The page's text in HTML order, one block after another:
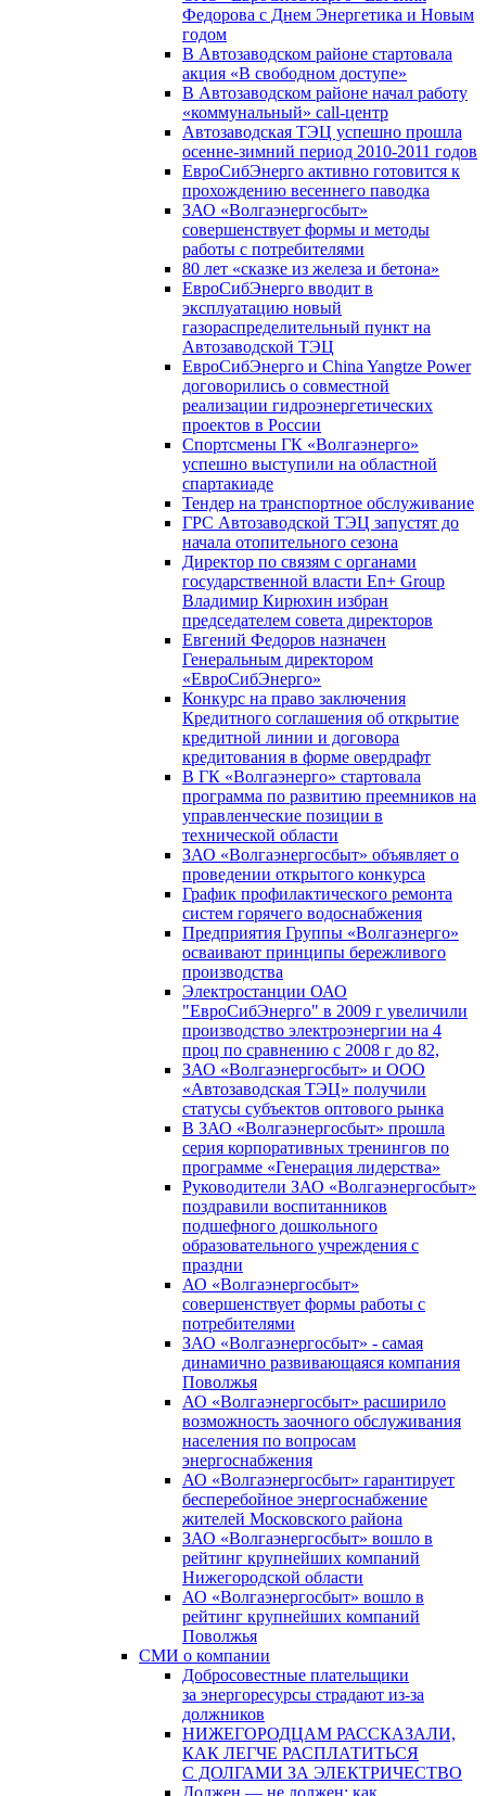
Федорова с Днем Энергетика и Новым
годом
В Автозаводском районе стартовала
акция «В свободном доступе»
В Автозаводском районе начал работу
«коммунальный» call-центр
Автозаводская ТЭЦ успешно прошла
осенне-зимний период 2010-2011 годов
ЕвроСибЭнерго активно готовится к
прохождению весеннего паводка
ЗАО «Волгаэнергосбыт»
совершенствует формы и методы
работы с потребителями
80 лет «сказке из железа и бетона»
ЕвроСибЭнерго вводит в
эксплуатацию новый
газораспределительный пункт на
Автозаводской ТЭЦ
ЕвроСибЭнерго и China Yangtze Power
договорились о совместной
реализации гидроэнергетических
проектов в России
Спортсмены ГК «Волгаэнерго»
успешно выступили на областной
спартакиаде
Тендер на транспортное обслуживание
ГРС Автозаводской ТЭЦ запустят до
начала отопительного сезона
Директор по связям с органами
государственной власти En+ Group
Владимир Кирюхин избран
председателем совета директоров
Евгений Федоров назначен
Генеральным директором
«ЕвроСибЭнерго»
Конкурс на право заключения
Кредитного соглашения об открытие
кредитной линии и договора
кредитования в форме овердрафт
В ГК «Волгаэнерго» стартовала
программа по развитию преемников на
управленческие позиции в
технической области
ЗАО «Волгаэнергосбыт» объявляет о
проведении открытого конкурса
График профилактического ремонта
систем горячего водоснабжения
Предприятия Группы «Волгаэнерго»
осваивают принципы бережливого
производства
Электростанции ОАО
"ЕвроСибЭнерго" в 2009 г увеличили
производство электроэнергии на 4
проц по сравнению с 2008 г до 82,
ЗАО «Волгаэнергосбыт» и ООО
«Автозаводская ТЭЦ» получили
статусы субъектов оптового рынка
В ЗАО «Волгаэнергосбыт» прошла
серия корпоративных тренингов по
программе «Генерация лидерства»
Руководители ЗАО «Волгаэнергосбыт»
поздравили воспитанников
подшефного дошкольного
образовательного учреждения с
праздни
АО «Волгаэнергосбыт»
совершенствует формы работы с
потребителями
ЗАО «Волгаэнергосбыт» - самая
динамично развивающаяся компания
Поволжья
АО «Волгаэнергосбыт» расширило
возможность заочного обслуживания
населения по вопросам
энергоснабжения
АО «Волгаэнергосбыт» гарантирует
бесперебойное энергоснабжение
жителей Московского района
ЗАО «Волгаэнергосбыт» вошло в
рейтинг крупнейших компаний
Нижегородской области
АО «Волгаэнергосбыт» вошло в
рейтинг крупнейших компаний
Поволжья
СМИ о компании
Добросовестные плательщики
за энергоресурсы страдают из-за
должников
НИЖЕГОРОДЦАМ РАССКАЗАЛИ,
КАК ЛЕГЧЕ РАСПЛАТИТЬСЯ
С ДОЛГАМИ ЗА ЭЛЕКТРИЧЕСТВО